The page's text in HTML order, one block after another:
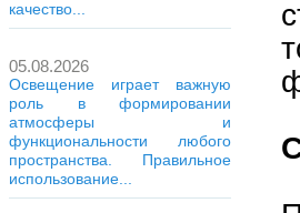
качество...
05.08.2026
Освещение играет важную
роль в формировании
атмосферы и
функциональности любого
пространства. Правильное
использование...